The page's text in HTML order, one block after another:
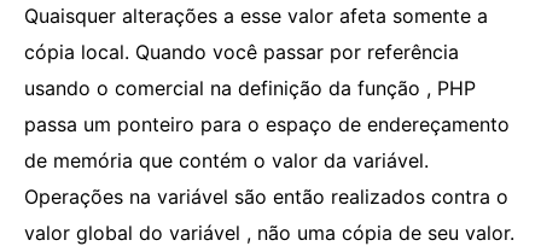
Quaisquer alterações a esse valor afeta somente a
cópia local. Quando você passar por referência
usando o comercial na definição da função , PHP
passa um ponteiro para o espaço de endereçamento
de memória que contém o valor da variável.
Operações na variável são então realizados contra o
valor global do variável , não uma cópia de seu valor.